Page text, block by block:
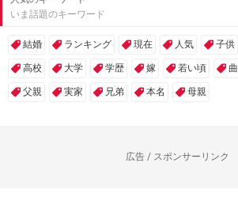
いま話題のキーワード
結婚 ランキング 現在 人気 子供
高校 大学 学歴 嫁 若い頃 曲
父親 実家 兄弟 本名 母親
広告 / スポンサーリンク